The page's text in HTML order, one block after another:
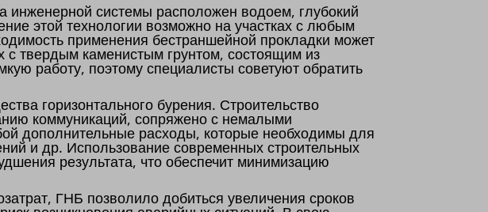
инженерной системы расположен водоем, глубокий
этой технологии возможно на участках с любым
применения бестраншейной прокладки может
с твердым каменистым грунтом, состоящим из
работу, поэтому специалисты советуют обратить
горизонтального бурения. Строительство
коммуникаций, сопряжено с немалыми
дополнительные расходы, которые необходимы для
и др. Использование современных строительных
результата, что обеспечит минимизацию
ГНБ позволило добиться увеличения сроков